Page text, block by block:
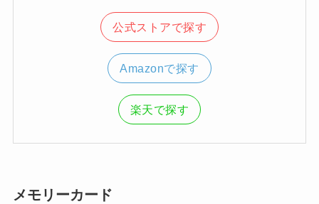
公式ストアで探す
Amazonで探す
楽天で探す
メモリーカード